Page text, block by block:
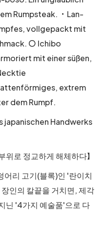
Rumpsteak. ・Lan-
vollgepackt mit
〇 Ichibo
mit einer süßen,
extrem
dem Rumpf.
japanischen Handwerks
위로 정교하게 해체하다】
어리 고기(블록)인 '란이치
인의 칼끝을 거치면, 제각
닌 '4가지 예술품'으로 다